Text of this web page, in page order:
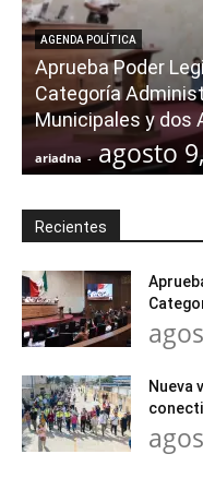
AGENDA POLÍTICA
Aprueba Poder
Categoría
Municipales y dos
ariadna - agosto
Recientes
Nueva